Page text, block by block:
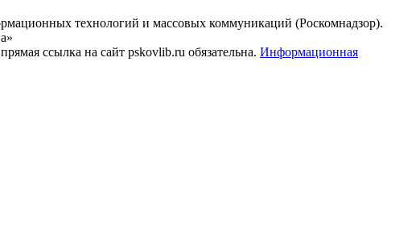
технологий и массовых коммуникаций (Роскомнадзор).
ссылка на сайт pskovlib.ru обязательна. Информационная